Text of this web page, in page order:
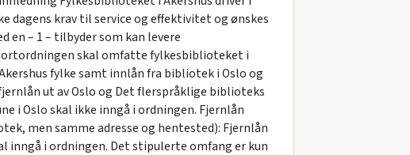
krav til service og effektivitet og ønskes
en – 1 – tilbyder som kan levere
skal omfatte fylkesbiblioteket i
fylke samt innlån fra bibliotek i Oslo og
ut av Oslo og Det flerspråklige biblioteks
i Oslo skal ikke inngå i ordningen. Fjernlån
men samme adresse og hentested): Fjernlån
inngå i ordningen. Det stipulerte omfang er kun